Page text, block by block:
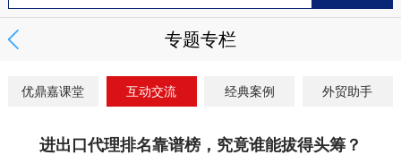
专题专栏
优鼎嘉课堂 互动交流 经典案例 外贸助手
进出口代理排名靠谱榜，究竟谁能拔得头筹？